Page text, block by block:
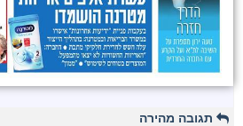
תגובה מהירה